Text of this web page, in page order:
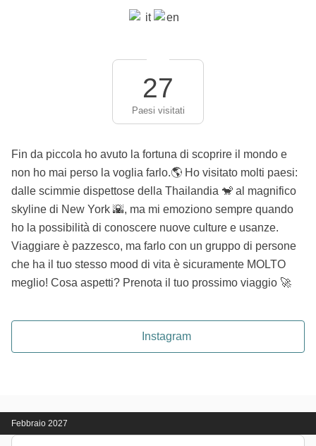
27
Paesi visitati
Fin da piccola ho avuto la fortuna di scoprire il mondo e
non ho mai perso la voglia farlo.🌎 Ho visitato molti paesi:
dalle scimmie dispettose della Thailandia 🐒 al magnifico
skyline di New York 🌇, ma mi emoziono sempre quando
ho la possibilità di conoscere nuove culture e usanze.
Viaggiare è pazzesco, ma farlo con un gruppo di persone
che ha il tuo stesso mood di vita è sicuramente MOLTO
meglio! Cosa aspetti? Prenota il tuo prossimo viaggio 🚀
Instagram
Febbraio 2027